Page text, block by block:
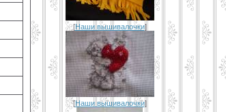
[Наши вышивалочки]
[Наши вышивалочки]